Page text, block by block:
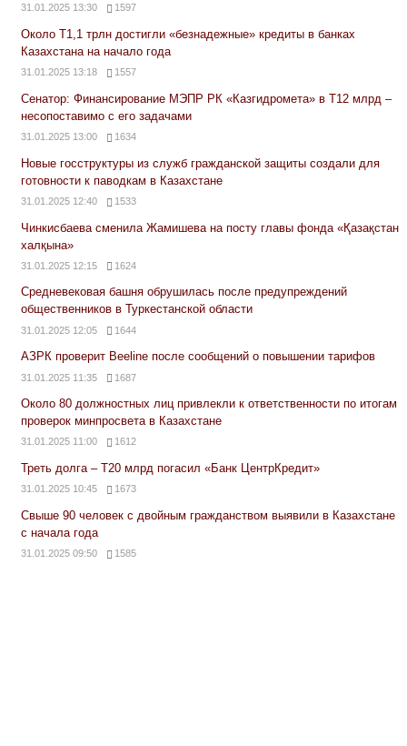
31.01.2025 13:30 1597
Около Т1,1 трлн достигли «безнадежные» кредиты в банках
Казахстана на начало года
31.01.2025 13:18 1557
Сенатор: Финансирование МЭПР РК «Казгидромета» в Т12 млрд –
несопоставимо с его задачами
31.01.2025 13:00 1634
Новые госструктуры из служб гражданской защиты создали для
готовности к паводкам в Казахстане
31.01.2025 12:40 1533
Чинкисбаева сменила Жамишева на посту главы фонда «Қазақстан
халқына»
31.01.2025 12:15 1624
Средневековая башня обрушилась после предупреждений
общественников в Туркестанской области
31.01.2025 12:05 1644
АЗРК проверит Beeline после сообщений о повышении тарифов
31.01.2025 11:35 1687
Около 80 должностных лиц привлекли к ответственности по итогам
проверок минпросвета в Казахстане
31.01.2025 11:00 1612
Треть долга – Т20 млрд погасил «Банк ЦентрКредит»
31.01.2025 10:45 1673
Свыше 90 человек с двойным гражданством выявили в Казахстане
с начала года
31.01.2025 09:50 1585